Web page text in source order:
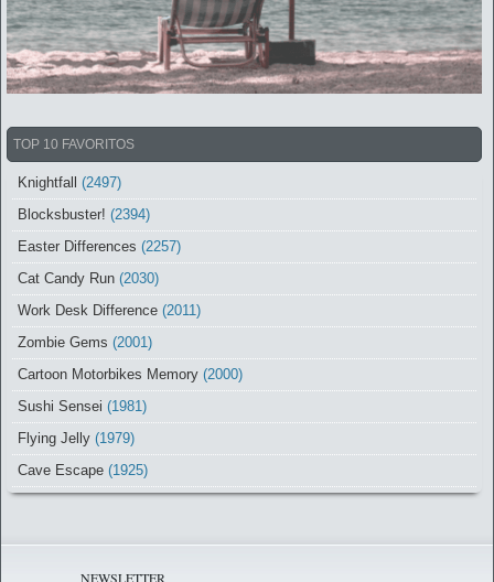
TOP 10 FAVORITOS
Knightfall
(2497)
Blocksbuster! (2394)
Easter Differences (2257)
Cat Candy Run (2030)
Work Desk Difference (2011)
Zombie Gems (2001)
Cartoon Motorbikes Memory (2000)
Sushi Sensei (1981)
Flying Jelly (1979)
Cave Escape (1925)
NEWSLETTER